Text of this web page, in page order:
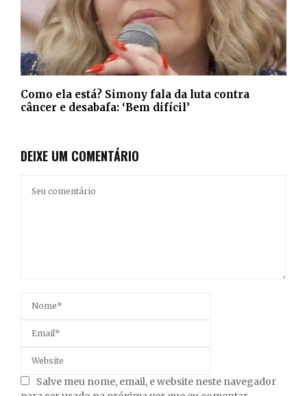
Como ela está? Simony fala da luta contra
câncer e desabafa: ‘Bem difícil’
DEIXE UM COMENTÁRIO
Salve meu nome, email, e website neste navegador